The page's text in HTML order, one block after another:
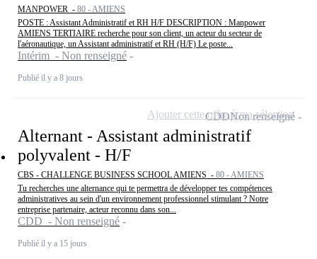
MANPOWER - 80 - AMIENS
POSTE : Assistant Administratif et RH H/F DESCRIPTION : Manpower
AMIENS TERTIAIRE recherche pour son client, un acteur du secteur de
l'aéronautique, un Assistant administratif et RH (H/F) Le poste...
Intérim - Non renseigné
Publié il y a 8 jours
Alternant - Assistant administratif
polyvalent - H/F
CBS - CHALLENGE BUSINESS SCHOOL AMIENS - 80 - AMIENS
Tu recherches une alternance qui te permettra de développer tes compétences
administratives au sein d'un environnement professionnel stimulant ? Notre
entreprise partenaire, acteur reconnu dans son...
CDD - Non renseigné
Publié il y a 15 jours
CDDNon renseigné
Ajouter cette offre à ma sélection